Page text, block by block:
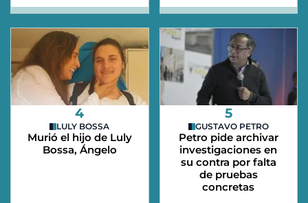
4
LULY BOSSA
Murió el hijo de Luly
Bossa, Ángelo
5
GUSTAVO PETRO
Petro pide archivar
investigaciones en
su contra por falta
de pruebas
concretas